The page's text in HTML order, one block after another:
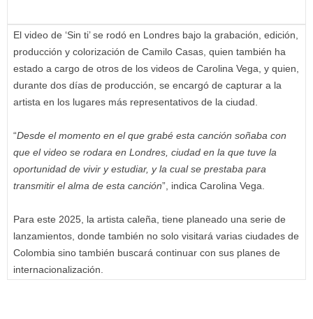
El video de ‘Sin ti’ se rodó en Londres bajo la grabación, edición,
producción y colorización de Camilo Casas, quien también ha
estado a cargo de otros de los videos de Carolina Vega, y quien,
durante dos días de producción, se encargó de capturar a la
artista en los lugares más representativos de la ciudad.
“Desde el momento en el que grabé esta canción soñaba con
que el video se rodara en Londres, ciudad en la que tuve la
oportunidad de vivir y estudiar, y la cual se prestaba para
transmitir el alma de esta canción”, indica Carolina Vega.
Para este 2025, la artista caleña, tiene planeado una serie de
lanzamientos, donde también no solo visitará varias ciudades de
Colombia sino también buscará continuar con sus planes de
internacionalización.